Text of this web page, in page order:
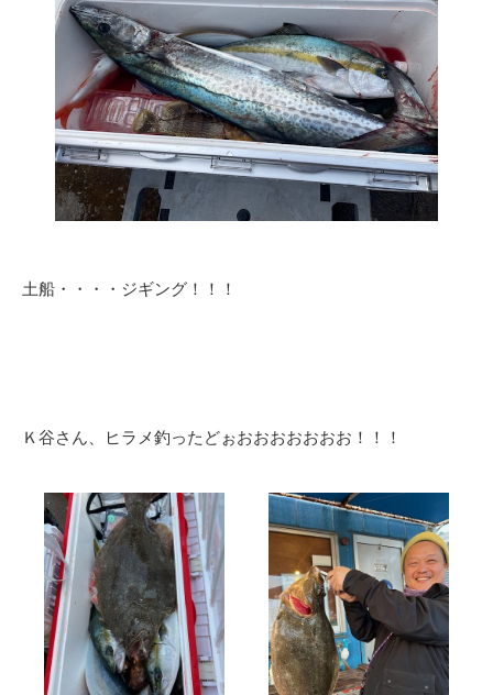
土船・・・・ジギング！！！
Ｋ谷さん、ヒラメ釣ったどぉおおおおおおお！！！